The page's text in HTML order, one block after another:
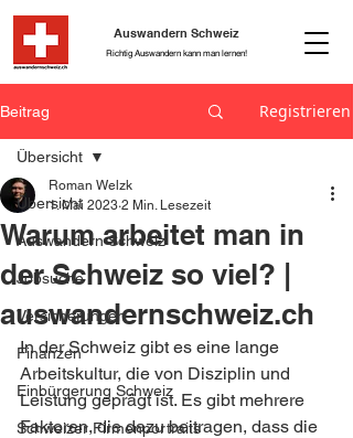
Richtig Auswandern kann man lernen!
Auswandern Schweiz
Beitrag Registrieren
Übersicht
Auswandern Schweiz
Jobsuche
Versicherungen
Finanzen
Einbürgerung Schweiz
Schweizer Firmenportraits
Übersicht
Warum arbeitet man in
der Schweiz so viel? |
auswandernschweiz.ch
Roman Welzk
1. Mai 2023 2 Min. Lesezeit
In der Schweiz gibt es eine lange
Arbeitskultur, die von Disziplin und
Leistung geprägt ist. Es gibt mehrere
Faktoren, die dazu beitragen, dass die